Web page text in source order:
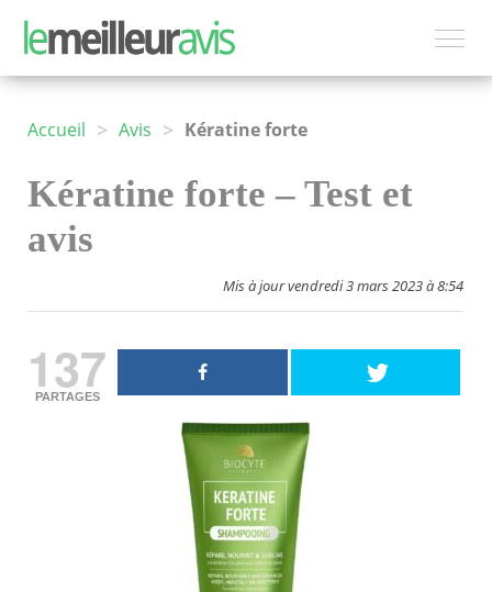
Accueil > Avis > Kératine forte
Kératine forte – Test et
avis
Mis à jour vendredi 3 mars 2023 à 8:54
137
PARTAGES